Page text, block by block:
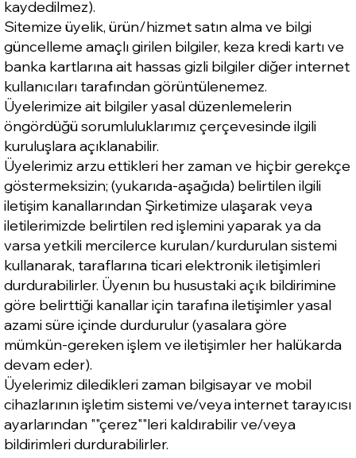
kaydedilmez).
Sitemize üyelik, ürün/hizmet satın alma ve bilgi
güncelleme amaçlı girilen bilgiler, keza kredi kartı ve
banka kartlarına ait hassas gizli bilgiler diğer internet
kullanıcıları tarafından görüntülenemez.
Üyelerimize ait bilgiler yasal düzenlemelerin
öngördüğü sorumluluklarımız çerçevesinde ilgili
kuruluşlara açıklanabilir.
Üyelerimiz arzu ettikleri her zaman ve hiçbir gerekçe
göstermeksizin; (yukarıda-aşağıda) belirtilen ilgili
iletişim kanallarından Şirketimize ulaşarak veya
iletilerimizde belirtilen red işlemini yaparak ya da
varsa yetkili mercilerce kurulan/kurdurulan sistemi
kullanarak, taraflarına ticari elektronik iletişimleri
durdurabilirler. Üyenın bu husustaki açık bildirimine
göre belirttiği kanallar için tarafına iletişimler yasal
azami süre içinde durdurulur (yasalara göre
mümkün-gereken işlem ve iletişimler her halükarda
devam eder).
Üyelerimiz diledikleri zaman bilgisayar ve mobil
cihazlarının işletim sistemi ve/veya internet tarayıcısı
ayarlarından ""çerez""leri kaldırabilir ve/veya
bildirimleri durdurabilirler.